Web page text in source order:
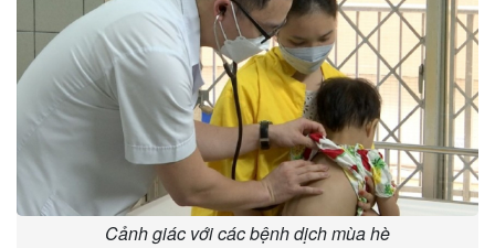
Cảnh giác với các bệnh dịch mùa hè